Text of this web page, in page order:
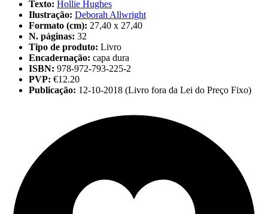
Texto: Hollie Hughes
Ilustração: Deborah Allwright
Formato (cm): 27,40 x 27,40
N. páginas: 32
Tipo de produto: Livro
Encadernação: capa dura
ISBN: 978-972-793-225-2
PVP: €12.20
Publicação: 12-10-2018 (Livro fora da Lei do Preço Fixo)